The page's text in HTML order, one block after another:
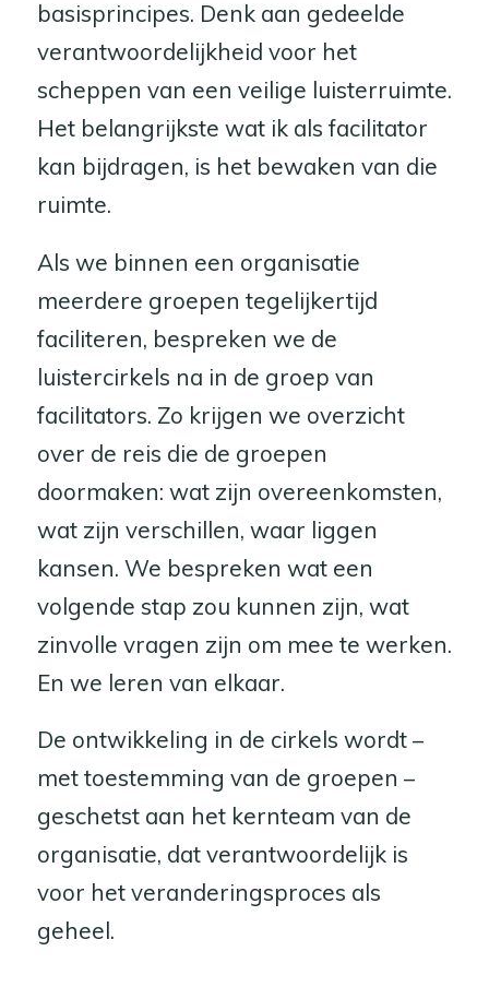
basisprincipes. Denk aan gedeelde
verantwoordelijkheid voor het
scheppen van een veilige luisterruimte.
Het belangrijkste wat ik als facilitator
kan bijdragen, is het bewaken van die
ruimte.
Als we binnen een organisatie
meerdere groepen tegelijkertijd
faciliteren, bespreken we de
luistercirkels na in de groep van
facilitators. Zo krijgen we overzicht
over de reis die de groepen
doormaken: wat zijn overeenkomsten,
wat zijn verschillen, waar liggen
kansen. We bespreken wat een
volgende stap zou kunnen zijn, wat
zinvolle vragen zijn om mee te werken.
En we leren van elkaar.
De ontwikkeling in de cirkels wordt –
met toestemming van de groepen –
geschetst aan het kernteam van de
organisatie, dat verantwoordelijk is
voor het veranderingsproces als
geheel.